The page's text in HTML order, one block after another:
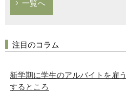
一覧へ
注目のコラム
新学期に学生のアルバイトを雇
するところ